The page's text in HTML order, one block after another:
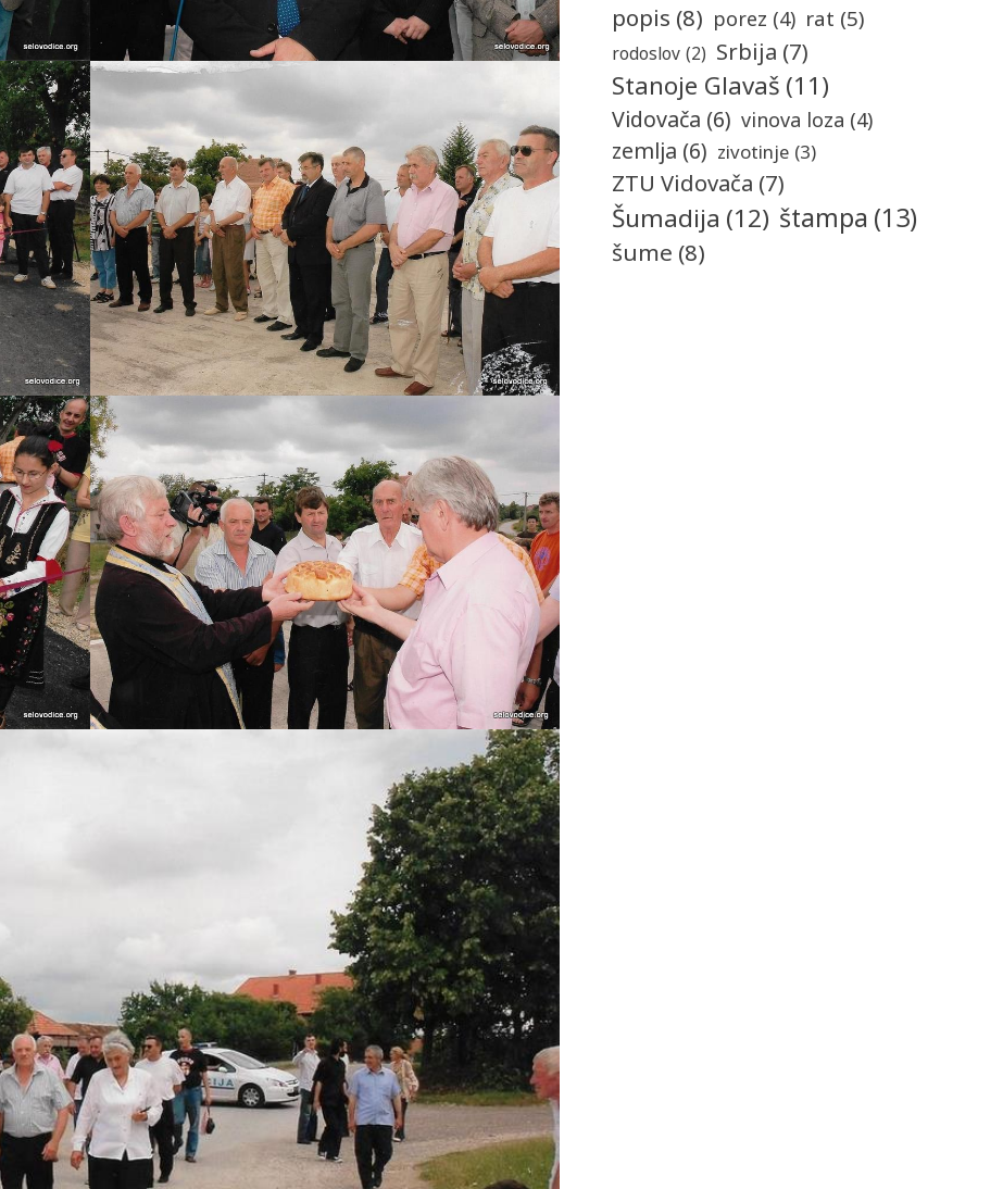
popis (8) porez (4) rat (5)
rodoslov (2) Srbija (7)
Stanoje Glavaš (11)
Vidovača (6) vinova loza (4)
zemlja (6) zivotinje (3)
ZTU Vidovača (7)
Šumadija (12) štampa (13)
šume (8)